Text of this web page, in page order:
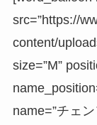
src=”https://
content/
size=”M”
name=”チェ